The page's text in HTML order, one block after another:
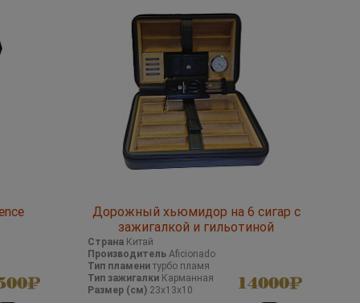
Дорожный хьюмидор на 6 сигар с
зажигалкой и гильотиной
Страна Китай
Производитель Aficionado
Тип пламени турбо пламя
Тип зажигалки Карманная
Размер (см) 23х13х10 14000